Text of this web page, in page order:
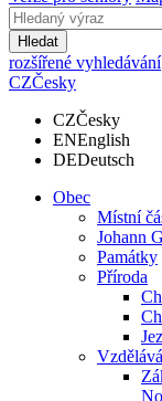
Hledat
rozšířené vyhledávání
CZČesky
CZČesky
ENEnglish
DEDeutsch
Obec
Místní
Johann
Památky
Příroda